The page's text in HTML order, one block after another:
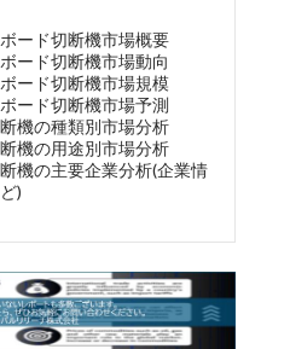
ード切断機市場概要
ード切断機市場動向
ード切断機市場規模
ード切断機市場予測
機の種類別市場分析
機の用途別市場分析
機の主要企業分析(企業情
)